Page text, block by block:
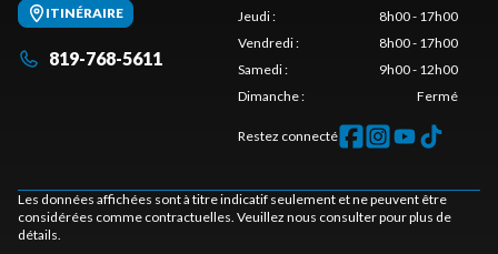
ITINÉRAIRE
819-768-5611
Jeudi:
8h00 - 17h00
Vendredi:
8h00 - 17h00
Samedi:
9h00 - 12h00
Dimanche: Fermé
Restez connecté
Les données affichées sont à titre indicatif seulement et ne peuvent être
considérées comme contractuelles. Veuillez nous consulter pour plus de
détails.